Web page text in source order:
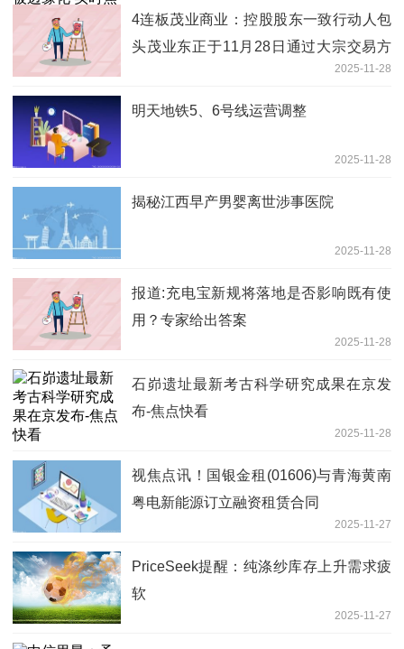
4连板茂业商业：控股股东一致行动人包
头茂业东正于11月28日通过大宗交易方
2025-11-28
明天地铁5、6号线运营调整
2025-11-28
揭秘江西早产男婴离世涉事医院
2025-11-28
报道:充电宝新规将落地是否影响既有使
用？专家给出答案
2025-11-28
石峁遗址最新考古科学研究成果在京发
布-焦点快看
2025-11-28
视焦点讯！国银金租(01606)与青海黄南
粤电新能源订立融资租赁合同
2025-11-27
PriceSeek提醒：纯涤纱库存上升需求疲
软
2025-11-27